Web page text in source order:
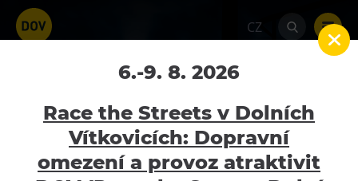
CZ
Revitalizace objektu
Budovy zásobníků (Velín
koksovny)
Home Projekty
Ministerstvo pro místní
Atraktivity
6.-9. 8. 2026
Race the Streets v Dolních
Vítkovicích: Dopravní
omezení a provoz atraktivit